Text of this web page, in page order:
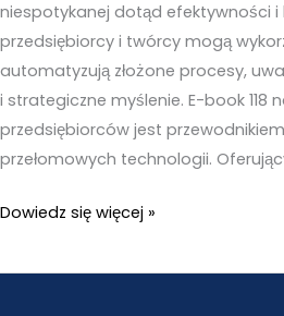
niespotykanej dotąd efektywności i
przedsiębiorcy i twórcy mogą
automatyzują złożone procesy,
i strategiczne myślenie. E-book 118
przedsiębiorców jest
przełomowych technologii.
Sztuczna
kurs
Dowiedz się więcej »